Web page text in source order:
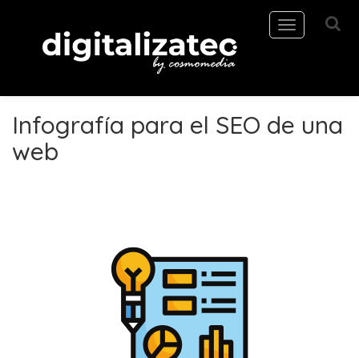
Toggle
navigation
Infografía para el SEO de una
web